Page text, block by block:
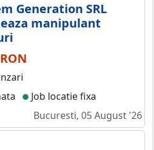
Generation SRL
manipulant
Job locatie fixa
Bucuresti, 05 August '26